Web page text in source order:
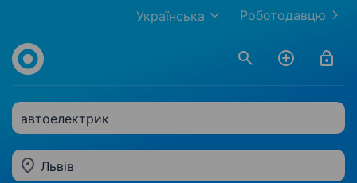
Роботодавцю
Українська
автоелектрик
Львів